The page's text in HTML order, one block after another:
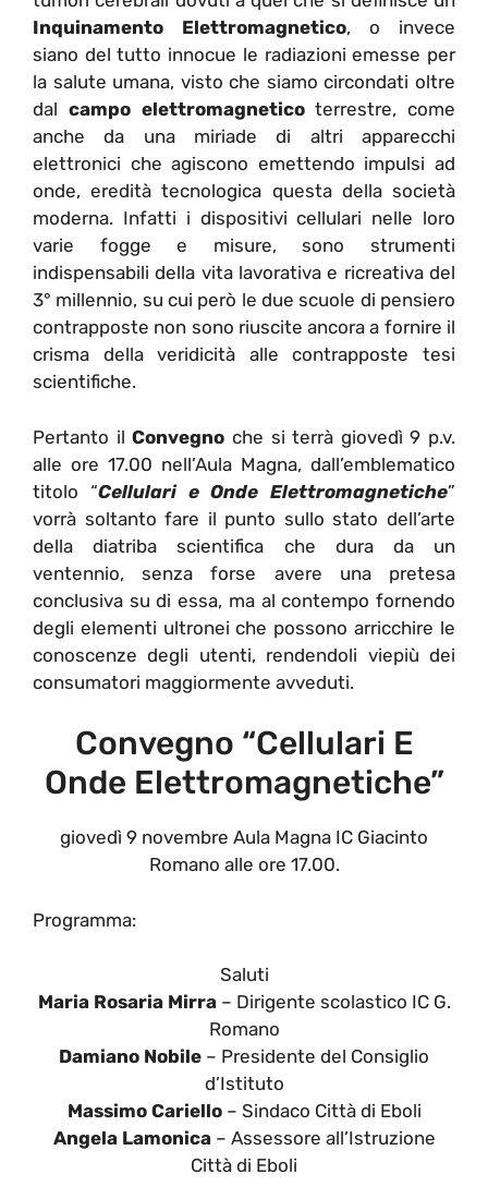
Inquinamento Elettromagnetico, o invece
siano del tutto innocue le radiazioni emesse per
la salute umana, visto che siamo circondati oltre
dal campo elettromagneticoterrestre, come
anche da una miriade di altri apparecchi
elettronici che agiscono emettendo impulsi ad
onde, eredità tecnologica questa della società
moderna. Infatti i dispositivi cellulari nelle loro
varie fogge e misure, sono strumenti
indispensabili della vita lavorativa e ricreativa del
3° millennio, su cui però le due scuole di pensiero
contrapposte non sono riuscite ancora a fornire il
crisma della veridicità alle contrapposte tesi
scientifiche.
Pertanto ilConvegno che si terrà giovedì 9 p.v.
alle ore 17.00 nell’Aula Magna, dall’emblematico
titolo “Cellulari e Onde Elettromagnetiche”
vorrà soltanto fare il punto sullo stato dell’arte
della diatriba scientifica che dura da un
ventennio, senza forse avere una pretesa
conclusiva su di essa, ma al contempo fornendo
degli elementi ultronei che possono arricchire le
conoscenze degli utenti, rendendoli viepiù dei
consumatori maggiormente avveduti.
Convegno “Cellulari E
Onde Elettromagnetiche”
giovedì 9 novembre Aula Magna IC Giacinto
Romano alle ore 17.00.
Programma:
Saluti
Maria Rosaria Mirra– Dirigente scolastico IC G.
Romano
Damiano Nobile – Presidente del Consiglio
d’Istituto
Massimo Cariello– Sindaco Città di Eboli
Angela Lamonica– Assessore all’Istruzione
Città di Eboli